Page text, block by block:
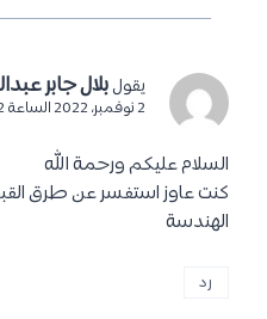
يقول بلال جابر
2 نوفمبر، 2022 الساعة 11:12 م
السلام عليكم ورحمة الله
كنت عاوز استفسر عن طرق
الهندسة
رد